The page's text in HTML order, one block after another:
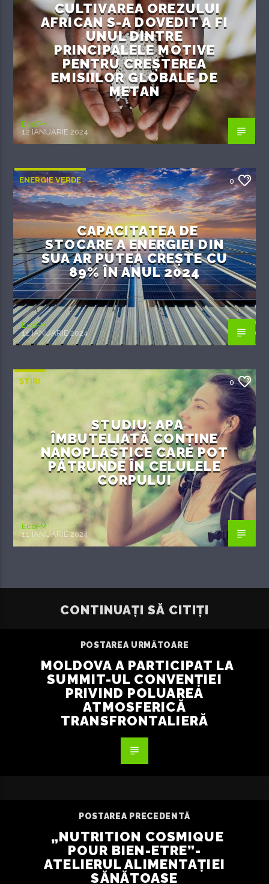
CULTIVAREA OREZULUI
AFRICAN S-A DOVEDIT A FI
UNUL DINTRE
PRINCIPALELE MOTIVE
PENTRU CREȘTEREA
EMISIILOR GLOBALE DE
METAN
EcoFM
12 IANUARIE 2024
ENERGIE VERDE 0
CAPACITATEA DE
STOCARE A ENERGIEI DIN
SUA AR PUTEA CREȘTE CU
89% ÎN ANUL 2024
EcoFM
11 IANUARIE 2024
ȘTIRI 0
STUDIU: APA
ÎMBUTELIATĂ CONȚINE
NANOPLASTICE CARE POT
PĂTRUNDE ÎN CELULELE
CORPULUI
EcoFM
11 IANUARIE 2024
CONTINUAȚI SĂ CITIȚI
POSTAREA URMĂTOARE
MOLDOVA A PARTICIPAT LA
SUMMIT-UL CONVENȚIEI
PRIVIND POLUAREA
ATMOSFERICĂ
TRANSFRONTALIERĂ
POSTAREA PRECEDENTĂ
„NUTRITION COSMIQUE
POUR BIEN-ETRE”-
ATELIERUL ALIMENTAȚIEI
SĂNĂTOASE